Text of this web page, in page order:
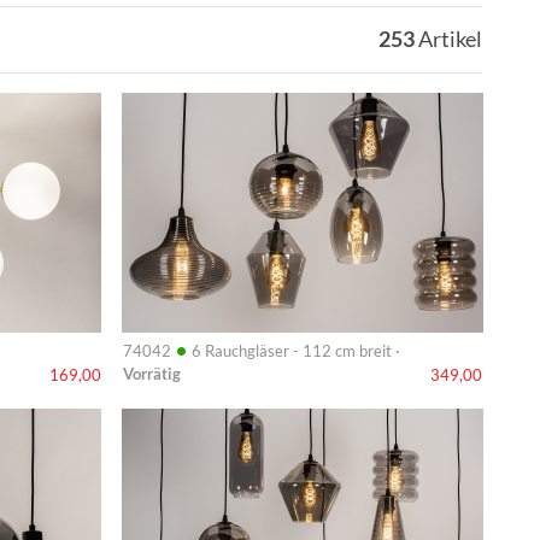
253Artikel
169,00
74042 • 6 Rauchgläser - 112 cm breit ·
Vorrätig
349,00
Info
Info